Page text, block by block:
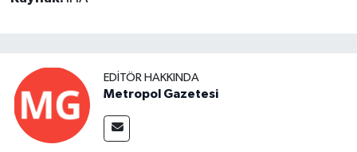
EDITÖR HAKKINDA
Metropol Gazetesi